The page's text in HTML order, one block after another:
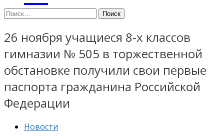
Найти:
26 ноября учащиеся 8-х классов
гимназии № 505 в торжественной
обстановке получили свои первые
паспорта гражданина Российской
Федерации
Новости